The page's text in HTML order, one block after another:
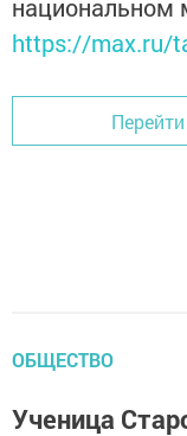
национальном
https://max.ru/
ОБЩЕСТВО
Ученица